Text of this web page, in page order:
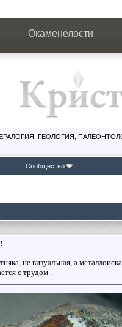
Окаменелости
ГЕОЛОГИЯ,
Сообщество
не визуальная, а
с трудом .